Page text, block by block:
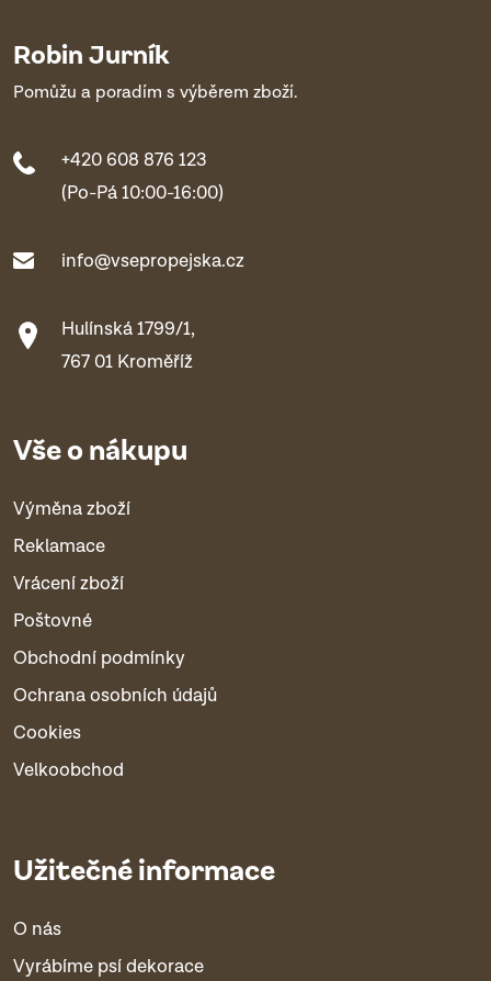
Robin Jurník
Pomůžu a poradím s výběrem zboží.
+420 608 876 123
(Po-Pá 10:00-16:00)
info@vsepropejska.cz
Hulínská 1799/1,
767 01 Kroměříž
Vše o nákupu
Výměna zboží
Reklamace
Vrácení zboží
Poštovné
Obchodní podmínky
Ochrana osobních údajů
Cookies
Velkoobchod
Užitečné informace
O nás
Vyrábíme psí dekorace